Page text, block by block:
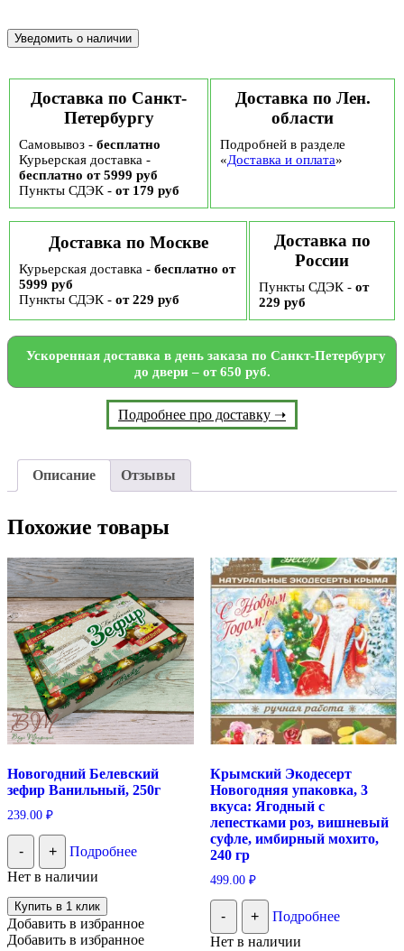
Доставка по Санкт-
Петербургу
Самовывоз - бесплатно
Курьерская доставка -
бесплатно от 5999 руб
Пункты СДЭК - от 179 руб
Доставка по Лен.
области
Подробней в разделе
«Доставка и оплата»
Доставка по Москве
Курьерская доставка - бесплатно от
5999 руб
Пункты СДЭК - от 229 руб
Доставка по
России
Пункты СДЭК - от
229 руб
Ускоренная доставка в день заказа по Санкт-Петербургу
до двери – от 650 руб.
Подробнее про доставку ➝
Описание Отзывы
Похожие товары
Новогодний Белевский
зефир Ванильный, 250г
239.00 ₽
- +
Подробнее
Нет в наличии
Купить в 1 клик
Добавить в избранное
Добавить в избранное
Крымский Экодесерт
Новогодняя упаковка, 3
вкуса: Ягодный с
лепестками роз, вишневый
суфле, имбирный мохито,
240 гр
499.00 ₽
- +
Подробнее
Нет в наличии